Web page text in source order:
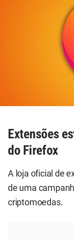
Extensões
do Firefox
A loja oficial de
de uma
criptomoedas.